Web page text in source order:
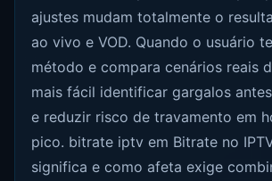
ajustes mudam totalmente o
ao vivo e VOD. Quando o usuário
método e compara cenários reais
mais fácil identificar gargalos
e reduzir risco de travamento em
pico. bitrate iptv em Bitrate no
significa e como afeta exige